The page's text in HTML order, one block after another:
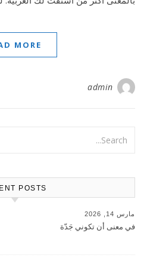
MORE
admin
POSTS
مارس 14, 2026
في معنى أن تكوني جَدّة